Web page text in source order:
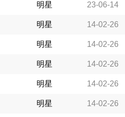
明星 23-06-14
明星 14-02-26
明星 14-02-26
明星 14-02-26
明星 14-02-26
明星 14-02-26